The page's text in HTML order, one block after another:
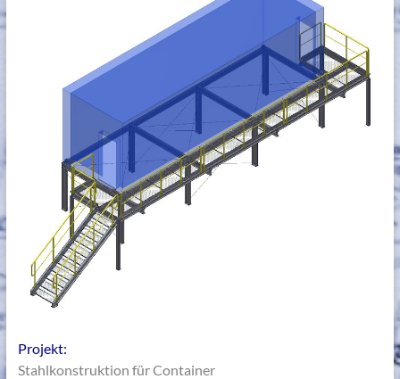
Projekt:
Stahlkonstruktion für Container